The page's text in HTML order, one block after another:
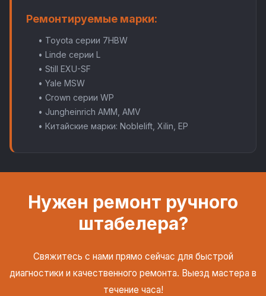
Ремонтируемые марки:
• Toyota серии 7HBW
• Linde серии L
• Still EXU-SF
• Yale MSW
• Crown серии WP
• Jungheinrich AMM, AMV
• Китайские марки: Noblelift, Xilin, EP
Нужен ремонт ручного
штабелера?
Свяжитесь с нами прямо сейчас для быстрой
диагностики и качественного ремонта. Выезд мастера в
течение часа!